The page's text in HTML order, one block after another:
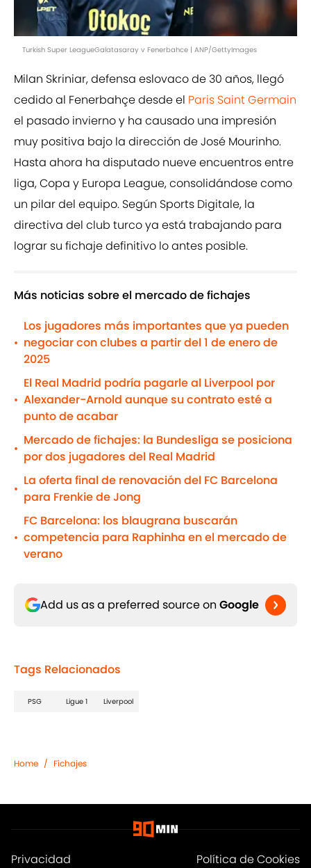
Turkish Super LeagueGalatasaray v Fenerbahce | ANP/GettyImages
Milan Skriniar, defensa eslovaco de 30 años, llegó
cedido al Fenerbahçe desde el Paris Saint Germain
el pasado invierno y ha causado una impresión
muy positiva bajo la dirección de José Mourinho.
Hasta ahora ha disputado nueve encuentros entre
liga, Copa y Europa League, consolidándose como
un pilar del equipo. Según Sports Digitale, la
directiva del club turco ya está trabajando para
lograr su fichaje definitivo lo antes posible.
Más noticias sobre el mercado de fichajes
•
Los jugadores más importantes que ya pueden
negociar con clubes a partir del 1 de enero de
2025
•
El Real Madrid podría pagarle al Liverpool por
Alexander-Arnold aunque su contrato esté a
punto de acabar
•
Mercado de fichajes: la Bundesliga se posiciona
por dos jugadores del Real Madrid
•
La oferta final de renovación del FC Barcelona
para Frenkie de Jong
•
FC Barcelona: los blaugrana buscarán
competencia para Raphinha en el mercado de
verano
Add us as a preferred source on Google
Tags Relacionados
PSG Ligue 1 Liverpool
Home / Fichajes
Privacidad Política de Cookies